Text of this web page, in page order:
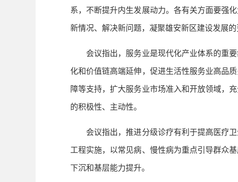
系，不断提升内生发展动力。各有关方面要强
新情况、解决新问题，凝聚雄安新区建设发展的
会议指出，服务业是现代化产业体系的重要
化和价值链高端延伸，促进生活性服务业高品
障等支持，扩大服务业市场准入和开放领域，
的积极性、主动性。
会议指出，推进分级诊疗有利于提高医疗卫
工程实施，以常见病、慢性病为重点引导群众
下沉和基层能力提升。